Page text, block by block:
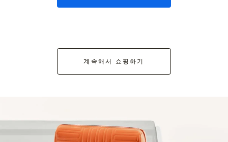
계속해서 쇼핑하기